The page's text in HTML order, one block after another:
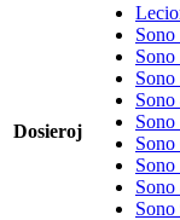
Dosieroj
Sono
Sono
Sono
Sono
Sono
Sono
Sono
Sono
Sono